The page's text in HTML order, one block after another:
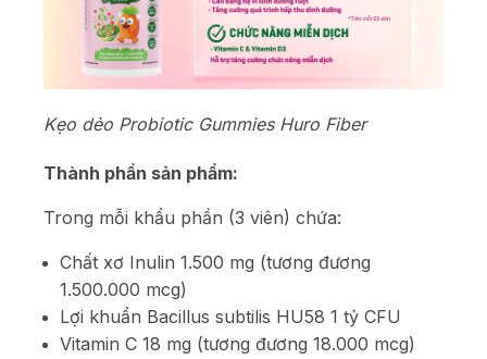
Kẹo dẻo Probiotic Gummies Huro Fiber
Thành phần sản phẩm:
Trong mỗi khẩu phần (3 viên) chứa:
Chất xơ Inulin 1.500 mg (tương đương
1.500.000 mcg)
Lợi khuẩn Bacillus subtilis HU58 1 tỷ CFU
Vitamin C 18 mg (tương đương 18.000 mcg)